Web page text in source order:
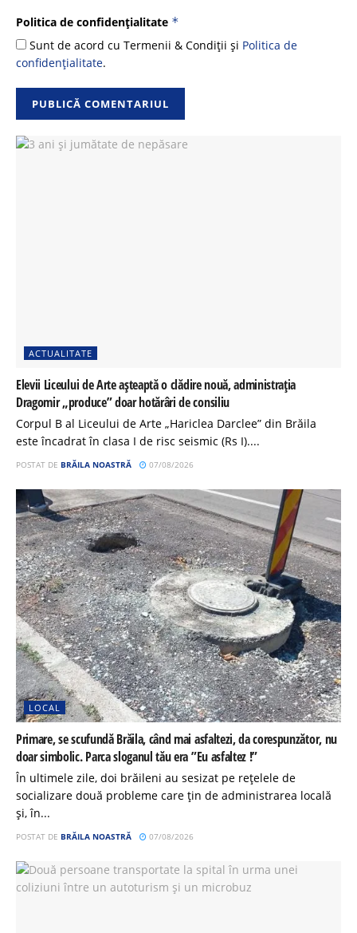
Politica de confidențialitate *
Sunt de acord cu Termenii & Condiții și Politica de
confidențialitate.
ACTUALITATE
Elevii Liceului de Arte așteaptă o clădire nouă, administrația
Dragomir „produce” doar hotărâri de consiliu
Corpul B al Liceului de Arte „Hariclea Darclee” din Brăila
este încadrat în clasa I de risc seismic (Rs I)....
POSTAT DE BRĂILA NOASTRĂ 07/08/2026
LOCAL
Primare, se scufundă Brăila, când mai asfaltezi, da corespunzător, nu
doar simbolic. Parca sloganul tău era ”Eu asfaltez !”
În ultimele zile, doi brăileni au sesizat pe rețelele de
socializare două probleme care țin de administrarea locală
și, în...
POSTAT DE BRĂILA NOASTRĂ 07/08/2026